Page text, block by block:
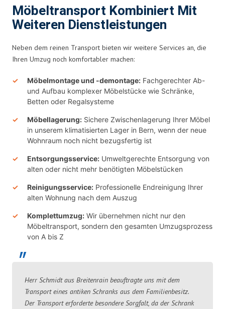
Möbeltransport Kombiniert Mit
Weiteren Dienstleistungen
Neben dem reinen Transport bieten wir weitere Services an, die
Ihren Umzug noch komfortabler machen:
Möbelmontage und -demontage: Fachgerechter Ab-
und Aufbau komplexer Möbelstücke wie Schränke,
Betten oder Regalsysteme
Möbellagerung: Sichere Zwischenlagerung Ihrer Möbel
in unserem klimatisierten Lager in Bern, wenn der neue
Wohnraum noch nicht bezugsfertig ist
Entsorgungsservice: Umweltgerechte Entsorgung von
alten oder nicht mehr benötigten Möbelstücken
Reinigungsservice: Professionelle Endreinigung Ihrer
alten Wohnung nach dem Auszug
Komplettumzug: Wir übernehmen nicht nur den
Möbeltransport, sondern den gesamten Umzugsprozess
von A bis Z
Herr Schmidt aus Breitenrain beauftragte uns mit dem
Transport eines antiken Schranks aus dem Familienbesitz.
Der Transport erforderte besondere Sorgfalt, da der Schrank